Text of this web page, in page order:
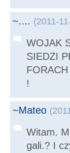
~.... (2011-
WOJAK
SIEDZI
!
~Mateo
Witam.
gali.? I